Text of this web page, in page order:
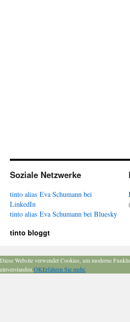
Soziale Netzwerke
tinto alias Eva Schumann bei
LinkedIn
tinto alias Eva Schumann bei Bluesky
tinto bloggt
Diese Website verwendet Cookies, um moderne
einverstanden.OKErfahren Sie mehr.